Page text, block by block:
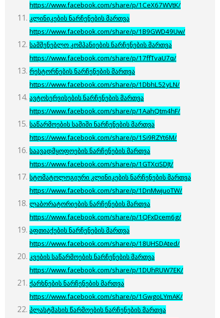
https://www.facebook.com/share/p/1CeX67WVtK/
კლინიკების ნარჩენების მართვა
https://www.facebook.com/share/p/1B9GWD49Uw/
სამშენებლო კომპანიების ნარჩენების მართვა
https://www.facebook.com/share/p/17ffTvaU7q/
რესტორნების ნარჩენების მართვა
https://www.facebook.com/share/p/1DbhL52yLN/
ავტოსერვისების ნარჩენების მართვა
https://www.facebook.com/share/p/1AahQtm4hF/
საწარმოების საშიში ნარჩენების მართვა
https://www.facebook.com/share/p/1Si9RZYt6M/
საავადმყოფოების ნარჩენების მართვა
https://www.facebook.com/share/p/1GTXciSDJt/
სტომატოლოგიური კლინიკების ნარჩენების მართვა
https://www.facebook.com/share/p/1DnMwjuoTW/
ლაბორატორიების ნარჩენების მართვა
https://www.facebook.com/share/p/1QFxDcem6g/
აფთიაქების ნარჩენების მართვა
https://www.facebook.com/share/p/18UHSDAted/
კვების საწარმოების ნარჩენების მართვა
https://www.facebook.com/share/p/1DUhRUW7EK/
ქარხნების ნარჩენების მართვა
https://www.facebook.com/share/p/1GwgoLYmAK/
პლასტმასის წარმოების ნარჩენების მართვა